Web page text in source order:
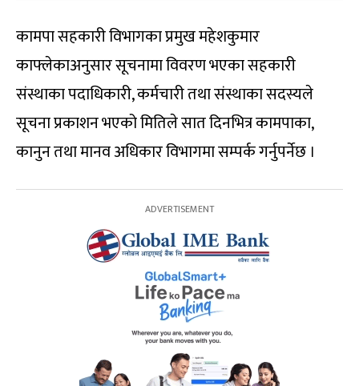
कामपा सहकारी विभागका प्रमुख महेशकुमार
काफ्लेकाअनुसार सूचनामा विवरण भएका सहकारी
संस्थाका पदाधिकारी, कर्मचारी तथा संस्थाका सदस्यले
सूचना प्रकाशन भएको मितिले सात दिनभित्र कामपाका,
कानुन तथा मानव अधिकार विभागमा सम्पर्क गर्नुपर्नेछ ।